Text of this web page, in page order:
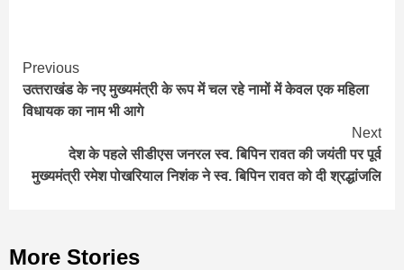
Continue
Reading
Previous
उत्‍तराखंड के नए मुख्‍यमंत्री के रूप में चल रहे नामों में केवल एक महिला
विधायक का नाम भी आगे
Next
देश के पहले सीडीएस जनरल स्‍व. बिपिन रावत की जयंती पर पूर्व
मुख्यमंत्री रमेश पोखरियाल निशंक ने स्‍व. बिपिन रावत को दी श्रद्धांजलि
More Stories